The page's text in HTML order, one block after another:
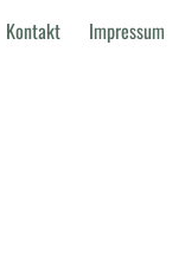
Kontakt Impressum